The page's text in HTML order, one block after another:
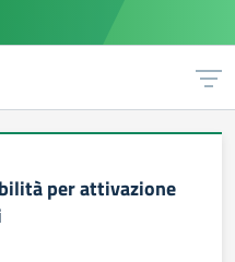
per attivazione